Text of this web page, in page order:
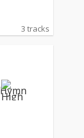
3 tracks